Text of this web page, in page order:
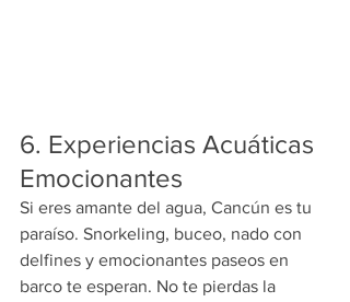
6. Experiencias Acuáticas
Emocionantes
Si eres amante del agua, Cancún es tu
paraíso. Snorkeling, buceo, nado con
delfines y emocionantes paseos en
barco te esperan. No te pierdas la